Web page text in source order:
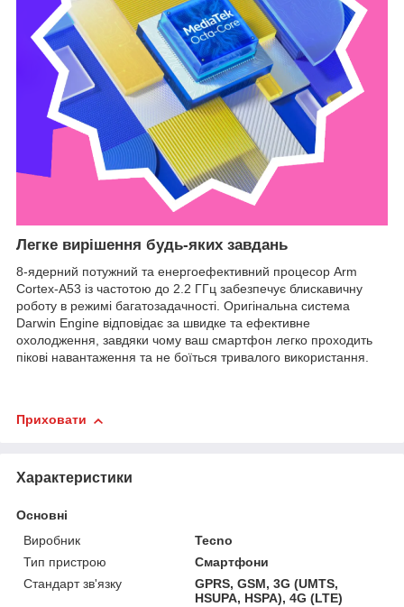
Легке вирішення будь-яких завдань
8-ядерний потужний та енергоефективний процесор Arm
Cortex-A53 із частотою до 2.2 ГГц забезпечує блискавичну
роботу в режимі багатозадачності. Оригінальна система
Darwin Engine відповідає за швидке та ефективне
охолодження, завдяки чому ваш смартфон легко проходить
пікові навантаження та не боїться тривалого використання.
Приховати
Характеристики
Основні
Виробник
Tecno
Тип пристрою
Смартфони
Стандарт зв'язку
GPRS, GSM, 3G (UMTS,
HSUPA, HSPA), 4G (LTE)